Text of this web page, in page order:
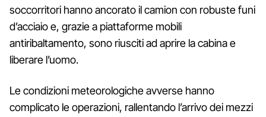
soccorritori hanno ancorato il camion con robuste funi
d’acciaio e, grazie a piattaforme mobili
antiribaltamento, sono riusciti ad aprire la cabina e
liberare l’uomo.
Le condizioni meteorologiche avverse hanno
complicato le operazioni, rallentando l’arrivo dei mezzi